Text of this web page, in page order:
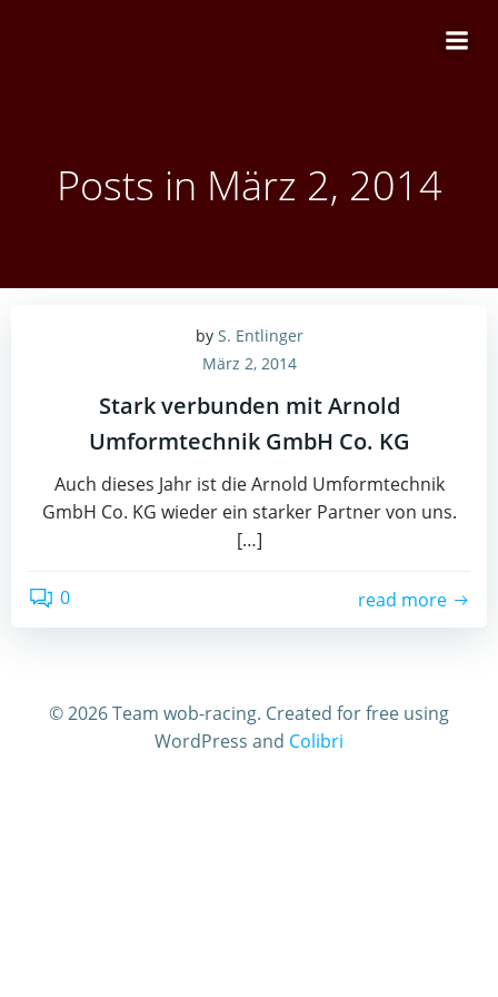
Posts in März 2, 2014
by S. Entlinger
März 2, 2014
Stark verbunden mit Arnold
Umformtechnik GmbH Co. KG
Auch dieses Jahr ist die Arnold Umformtechnik
GmbH Co. KG wieder ein starker Partner von uns.
[…]
0 read more
© 2026 Team wob-racing. Created for free using
WordPress and Colibri